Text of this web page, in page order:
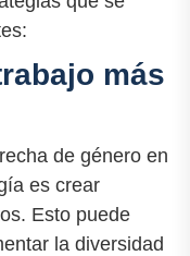
más
de género en
es crear
Esto puede
la diversidad